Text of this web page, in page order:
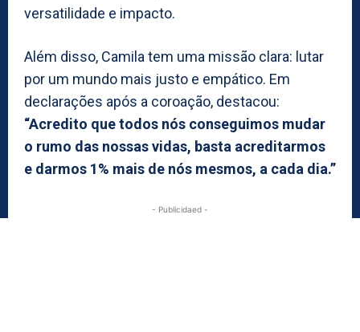
versatilidade e impacto.
Além disso, Camila tem uma missão clara: lutar
por um mundo mais justo e empático. Em
declarações após a coroação, destacou:
“Acredito que todos nós conseguimos mudar
o rumo das nossas vidas, basta acreditarmos
e darmos 1% mais de nós mesmos, a cada dia.”
- Publicidaed -